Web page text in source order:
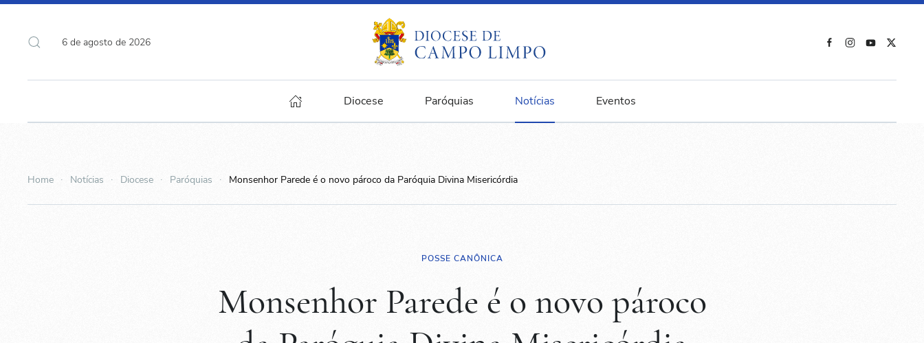
6 de agosto de 2026
Diocese Paróquias Notícias Eventos
Home Notícias Diocese Paróquias Monsenhor Parede é o novo pároco da Paróquia Divina Misericórdia
POSSE CANÔNICA
Monsenhor Parede é o novo pároco